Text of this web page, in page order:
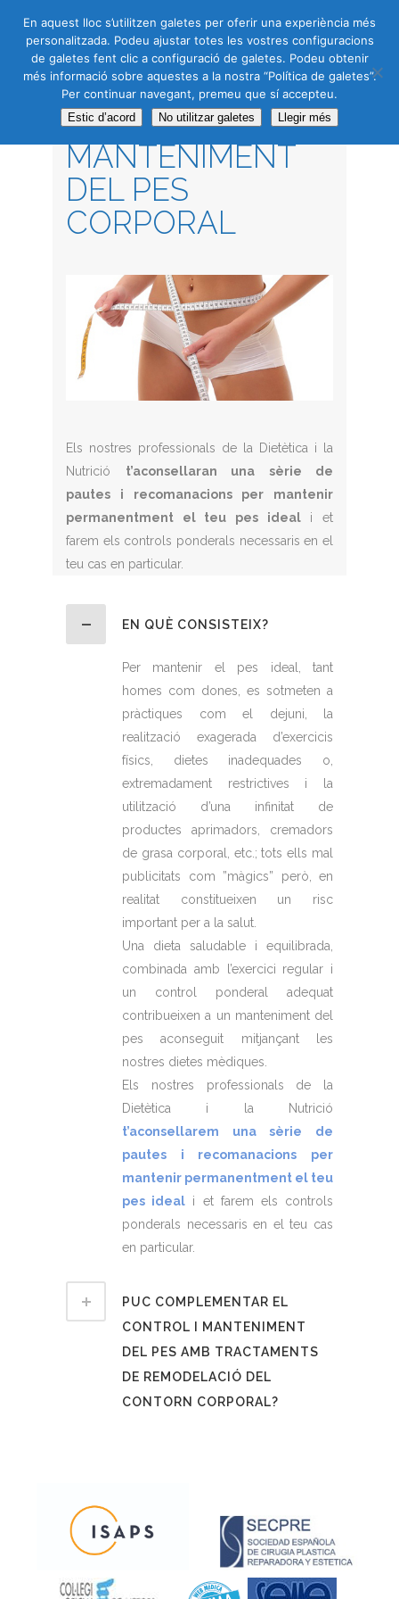
CAS CAT ENG RUS
CONTROL I
MANTENIMENT
DEL PES
CORPORAL
Els nostres professionals de la Dietètica i la
Nutrició t’aconsellaran una sèrie de
pautes i recomanacions per mantenir
permanentment el teu pes ideali et
farem els controls ponderals necessaris en el
teu cas en particular.
EN QUÈ CONSISTEIX?
Per mantenir el pes ideal, tant
homes com dones, es sotmeten a
pràctiques com el dejuni, la
realització exagerada d’exercicis
físics, dietes inadequades o,
extremadament restrictives i la
utilització d’una infinitat de
productes aprimadors, cremadors
de grasa corporal, etc.; tots ells mal
publicitats com ”màgics” però, en
realitat constitueixen un risc
important per a la salut.
Una dieta saludable i equilibrada,
combinada amb l’exercici regular i
un control ponderal adequat
contribueixen a un manteniment del
pes aconseguit mitjançant les
nostres dietes mèdiques.
Els nostres professionals de la
Dietètica i la Nutrició
t’aconsellarem una sèrie de
pautes i recomanacions per
mantenir permanentment el teu
pes ideal i et farem els controls
ponderals necessaris en el teu cas
en particular.
PUC COMPLEMENTAR EL
CONTROL I MANTENIMENT
DEL PES AMB TRACTAMENTS
DE REMODELACIÓ DEL
CONTORN CORPORAL?
En aquest lloc s’utilitzen galetes per oferir una experiència més
personalitzada. Podeu ajustar totes les vostres configuracions
de galetes fent clic a configuració de galetes. Podeu obtenir
més informació sobre aquestes a la nostra “Política de galetes”.
Per continuar navegant, premeu que sí accepteu.
Estic d’acord No utilitzar galetes Llegir més